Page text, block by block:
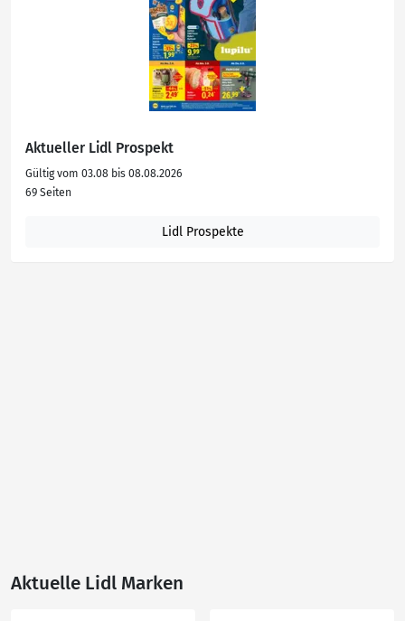
Aktueller Lidl Prospekt
Gültig vom 03.08 bis 08.08.2026
69 Seiten
Lidl Prospekte
Aktuelle Lidl Marken